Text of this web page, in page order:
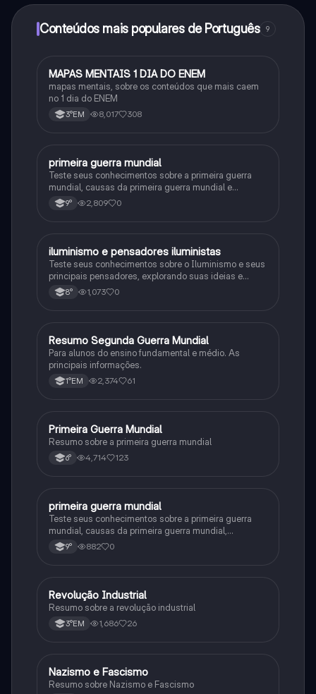
Conteúdos mais populares de Português 9
Português
MAPAS MENTAIS 1 DIA DO ENEM
mapas mentais, sobre os conteúdos que mais caem
no 1 dia do ENEM
3°EM 8,017 308
História
primeira guerra mundial
Teste seus conhecimentos sobre a primeira guerra
mundial, causas da primeira guerra mundial e
consequências da Primeira Guerra Mundial, fases da
primeira guerra mundial
9° 2,809 0
História
iluminismo e pensadores iluministas
Teste seus conhecimentos sobre o Iluminismo e seus
principais pensadores, explorando suas ideias e
impacto histórico.
8° 1,073 0
História
Resumo Segunda Guerra Mundial
Para alunos do ensino fundamental e médio. As
principais informações.
1°EM 2,374 61
História
Primeira Guerra Mundial
Resumo sobre a primeira guerra mundial
6° 4,714 123
História
primeira guerra mundial
Teste seus conhecimentos sobre a primeira guerra
mundial, causas da primeira guerra mundial,
consequências da Primeira Guerra Mundial,fases da
primeira guerra mundial
9° 882 0
História
Revolução Industrial
Resumo sobre a revolução industrial
3°EM 1,686 26
História
Nazismo e Fascismo
Resumo sobre Nazismo e Fascismo